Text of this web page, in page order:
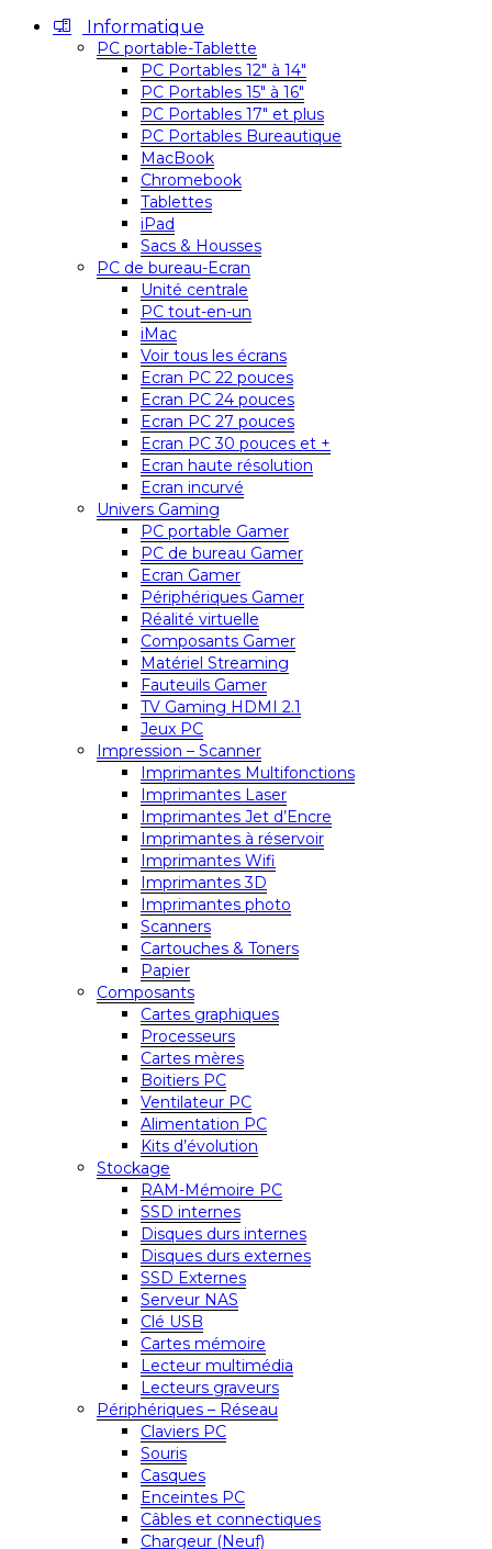
Informatique
PC portable-Tablette
PC Portables 12″ à 14″
PC Portables 15″ à 16″
PC Portables 17″ et plus
PC Portables Bureautique
MacBook
Chromebook
Tablettes
iPad
Sacs & Housses
PC de bureau-Ecran
Unité centrale
PC tout-en-un
iMac
Voir tous les écrans
Ecran PC 22 pouces
Ecran PC 24 pouces
Ecran PC 27 pouces
Ecran PC 30 pouces et +
Ecran haute résolution
Ecran incurvé
Univers Gaming
PC portable Gamer
PC de bureau Gamer
Ecran Gamer
Périphériques Gamer
Réalité virtuelle
Composants Gamer
Matériel Streaming
Fauteuils Gamer
TV Gaming HDMI 2.1
Jeux PC
Impression – Scanner
Imprimantes Multifonctions
Imprimantes Laser
Imprimantes Jet d’Encre
Imprimantes à réservoir
Imprimantes Wifi
Imprimantes 3D
Imprimantes photo
Scanners
Cartouches & Toners
Papier
Composants
Cartes graphiques
Processeurs
Cartes mères
Boitiers PC
Ventilateur PC
Alimentation PC
Kits d’évolution
Stockage
RAM-Mémoire PC
SSD internes
Disques durs internes
Disques durs externes
SSD Externes
Serveur NAS
Clé USB
Cartes mémoire
Lecteur multimédia
Lecteurs graveurs
Périphériques – Réseau
Claviers PC
Souris
Casques
Enceintes PC
Câbles et connectiques
Chargeur (Neuf)